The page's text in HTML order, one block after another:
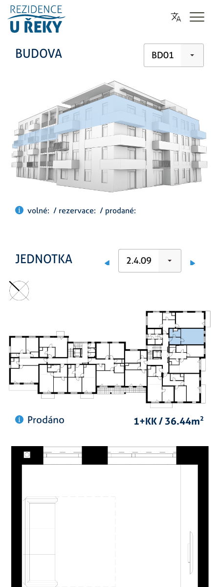
BUDOVA BD01
volné: / rezervace: / prodané:
JEDNOTKA 2.4.09
Prodáno 1+KK / 36.44m2